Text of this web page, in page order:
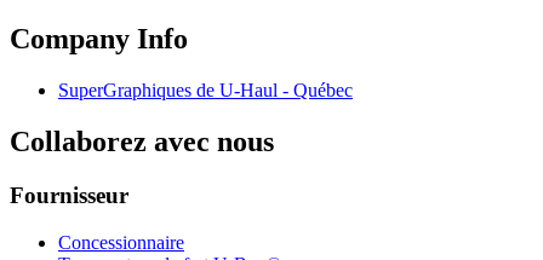
Company Info
SuperGraphiques de U-Haul - Québec
Collaborez avec nous
Fournisseur
Concessionnaire